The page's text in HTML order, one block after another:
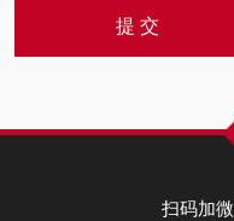
扫码加